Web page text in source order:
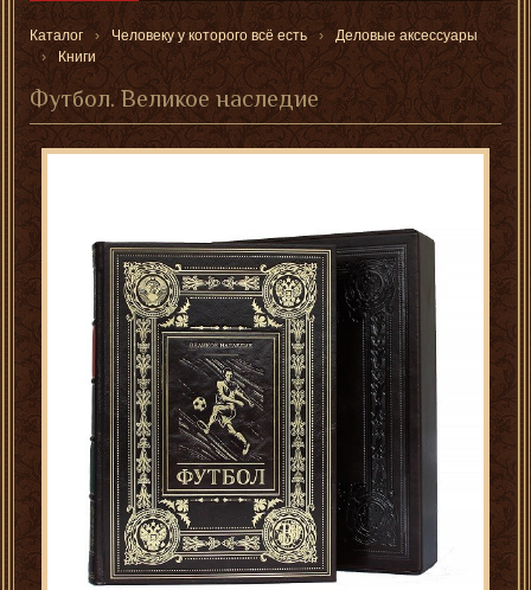
Каталог Человеку у которого всё есть
Деловые аксессуары
Книги
Футбол. Великое наследие